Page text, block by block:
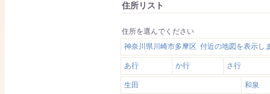
住所リスト
住所を選んでください
神奈川県川崎市多摩区 付近の地図を表示し
あ行 か行 さ行
生田 和泉